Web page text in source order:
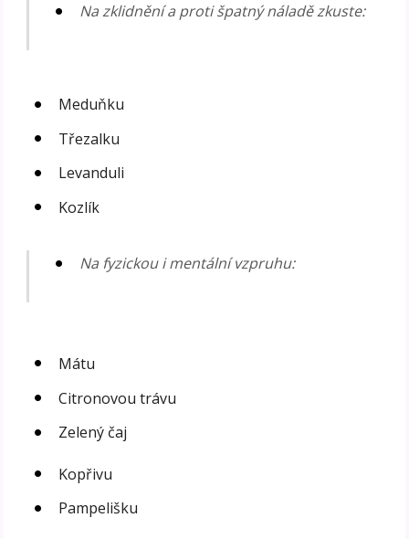
Na zklidnění a proti špatný náladě zkuste:
Meduňku
Třezalku
Levanduli
Kozlík
Na fyzickou i mentální vzpruhu:
Mátu
Citronovou trávu
Zelený čaj
Kopřivu
Pampelišku